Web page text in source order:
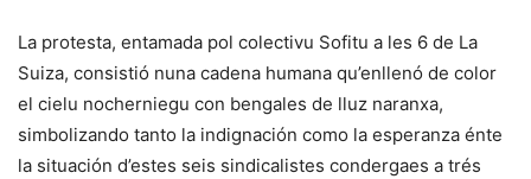
La protesta, entamada pol colectivu Sofitu a les 6 de La
Suiza, consistió nuna cadena humana qu’enllenó de color
el cielu nocherniegu con bengales de lluz naranxa,
simbolizando tanto la indignación como la esperanza énte
la situación d’estes seis sindicalistes condergaes a trés